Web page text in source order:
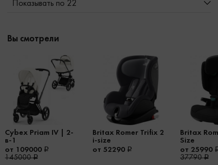
Показывать по 22
Вы смотрели
Cybex Priam IV | 2-
в-1
от 109000
145000
Britax Romer Trifix 2
i-size
от 52290
Britax
Size
от 25990
37790